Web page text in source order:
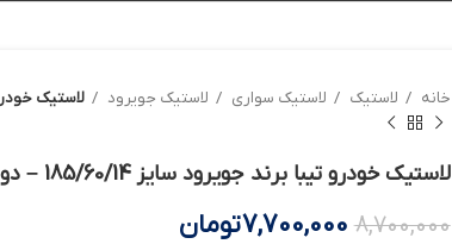
خانه لاستیک لاستیک سواری لاستیک جویرود لاستیک خودرو
لاستیک خودرو تیبا برند جویرود سایز 185/60/14 – دو حلقه
8,700,000
7,700,000تومان